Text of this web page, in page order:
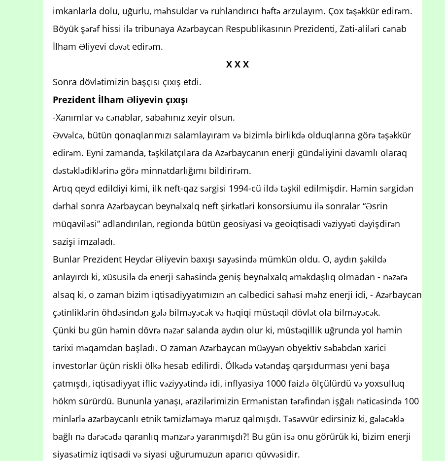
imkanlarla dolu, uğurlu, məhsuldar və ruhlandırıcı həftə arzulayım. Çox təşəkkür edirəm.
Böyük şərəf hissi ilə tribunaya Azərbaycan Respublikasının Prezidenti, Zati-aliləri cənab
İlham Əliyevi dəvət edirəm.
X X X
Sonra dövlətimizin başçısı çıxış etdi.
Prezident İlham Əliyevin çıxışı
-Xanımlar və cənablar, sabahınız xeyir olsun.
Əvvəlcə, bütün qonaqlarımızı salamlayıram və bizimlə birlikdə olduqlarına görə təşəkkür
edirəm. Eyni zamanda, təşkilatçılara da Azərbaycanın enerji gündəliyini davamlı olaraq
dəstəklədiklərinə görə minnətdarlığımı bildirirəm.
Artıq qeyd edildiyi kimi, ilk neft-qaz sərgisi 1994-cü ildə təşkil edilmişdir. Həmin sərgidən
dərhal sonra Azərbaycan beynəlxalq neft şirkətləri konsorsiumu ilə sonralar “Əsrin
müqaviləsi” adlandırılan, regionda bütün geosiyasi və geoiqtisadi vəziyyəti dəyişdirən
sazişi imzaladı.
Bunlar Prezident Heydər Əliyevin baxışı sayəsində mümkün oldu. O, aydın şəkildə
anlayırdı ki, xüsusilə də enerji sahəsində geniş beynəlxalq əməkdaşlıq olmadan - nəzərə
alsaq ki, o zaman bizim iqtisadiyyatımızın ən cəlbedici sahəsi məhz enerji idi, - Azərbaycan
çətinliklərin öhdəsindən gələ bilməyəcək və həqiqi müstəqil dövlət ola bilməyəcək.
Çünki bu gün həmin dövrə nəzər salanda aydın olur ki, müstəqillik uğrunda yol həmin
tarixi məqamdan başladı. O zaman Azərbaycan müəyyən obyektiv səbəbdən xarici
investorlar üçün riskli ölkə hesab edilirdi. Ölkədə vətəndaş qarşıdurması yeni başa
çatmışdı, iqtisadiyyat iflic vəziyyətində idi, inflyasiya 1000 faizlə ölçülürdü və yoxsulluq
hökm sürürdü. Bununla yanaşı, ərazilərimizin Ermənistan tərəfindən işğalı nəticəsində 100
minlərlə azərbaycanlı etnik təmizləməyə məruz qalmışdı. Təsəvvür edirsiniz ki, gələcəklə
bağlı nə dərəcədə qaranlıq mənzərə yaranmışdı?! Bu gün isə onu görürük ki, bizim enerji
siyasətimiz iqtisadi və siyasi uğurumuzun aparıcı qüvvəsidir.